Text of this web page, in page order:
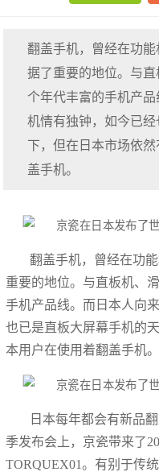
翻盖手机，曾经在功
据了重要的地位。与
个年代丰富的手机产
机情有独钟，如今已
下，但在日本市场依
盖手机。
翻盖手机，曾经在功
重要的地位。与直板机、
手机产品线。而日本人向
也已是直板大屏幕手机的
本用户在使用着翻盖手机。
日本每年都会有新品
季发布会上，京瓷带来了
TORQUEX01。有别于传